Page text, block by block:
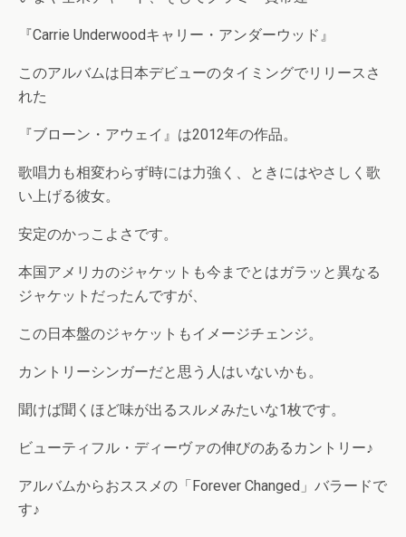
『Carrie Underwoodキャリー・アンダーウッド』
このアルバムは日本デビューのタイミングでリリースさ
れた
『ブローン・アウェイ』は2012年の作品。
歌唱力も相変わらず時には力強く、ときにはやさしく歌
い上げる彼女。
安定のかっこよさです。
本国アメリカのジャケットも今までとはガラッと異なる
ジャケットだったんですが、
この日本盤のジャケットもイメージチェンジ。
カントリーシンガーだと思う人はいないかも。
聞けば聞くほど味が出るスルメみたいな1枚です。
ビューティフル・ディーヴァの伸びのあるカントリー♪
アルバムからおススメの「Forever Changed」バラードで
す♪